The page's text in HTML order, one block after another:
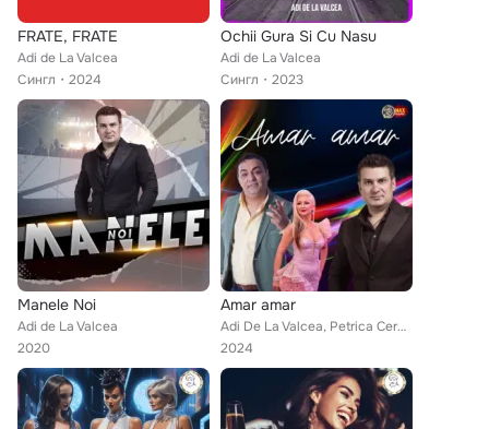
FRATE, FRATE
Adi de La Valcea
Сингл
2024
Ochii Gura Si Cu Nasu
Adi de La Valcea
Сингл
2023
Manele Noi
Adi de La Valcea
2020
Amar amar
Adi De La Valcea, Petrica Cercel, Stana Izbasa, Gabi De La Oradea, OANA
2024